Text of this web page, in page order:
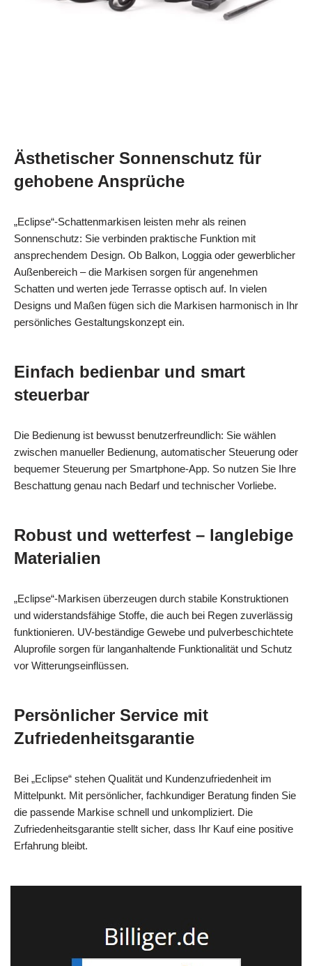
Ästhetischer Sonnenschutz für
gehobene Ansprüche
„Eclipse“-Schattenmarkisen leisten mehr als reinen
Sonnenschutz: Sie verbinden praktische Funktion mit
ansprechendem Design. Ob Balkon, Loggia oder gewerblicher
Außenbereich – die Markisen sorgen für angenehmen
Schatten und werten jede Terrasse optisch auf. In vielen
Designs und Maßen fügen sich die Markisen harmonisch in Ihr
persönliches Gestaltungskonzept ein.
Einfach bedienbar und smart
steuerbar
Die Bedienung ist bewusst benutzerfreundlich: Sie wählen
zwischen manueller Bedienung, automatischer Steuerung oder
bequemer Steuerung per Smartphone‑App. So nutzen Sie Ihre
Beschattung genau nach Bedarf und technischer Vorliebe.
Robust und wetterfest – langlebige
Materialien
„Eclipse“-Markisen überzeugen durch stabile Konstruktionen
und widerstandsfähige Stoffe, die auch bei Regen zuverlässig
funktionieren. UV-beständige Gewebe und pulverbeschichtete
Aluprofile sorgen für langanhaltende Funktionalität und Schutz
vor Witterungseinflüssen.
Persönlicher Service mit
Zufriedenheitsgarantie
Bei „Eclipse“ stehen Qualität und Kundenzufriedenheit im
Mittelpunkt. Mit persönlicher, fachkundiger Beratung finden Sie
die passende Markise schnell und unkompliziert. Die
Zufriedenheitsgarantie stellt sicher, dass Ihr Kauf eine positive
Erfahrung bleibt.